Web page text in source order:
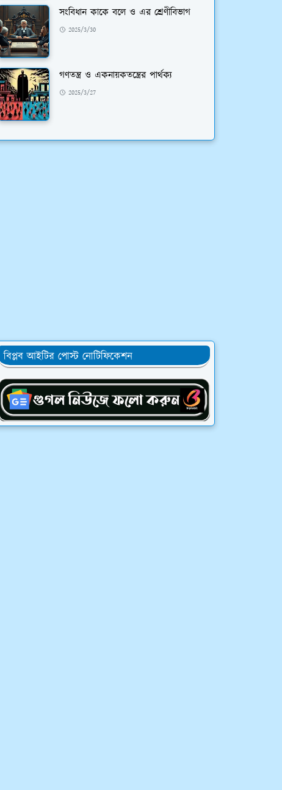
সংবিধান কাকে বলে ও এর শ্রেণীবিভাগ
2025/3/30
গণতন্ত্র ও একনায়কতন্ত্রের পার্থক্য
2025/3/27
বিপ্লব আইটির পোস্ট নোটিফিকেশন